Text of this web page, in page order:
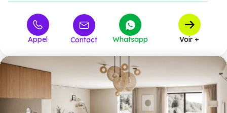
Appel Contact Whatsapp Voir +